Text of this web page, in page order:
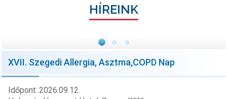
HÍREINK
XVII. Szegedi Allergia, Asztma,COPD Nap
Időpont: 2026.09.12.